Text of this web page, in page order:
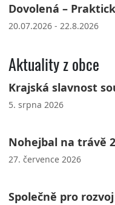
Dovolená –
20.07.2026 - 22.8.2026
Aktuality z obce
Krajská slavnost
5. srpna 2026
Nohejbal na trávě
27. července 2026
Společně pro